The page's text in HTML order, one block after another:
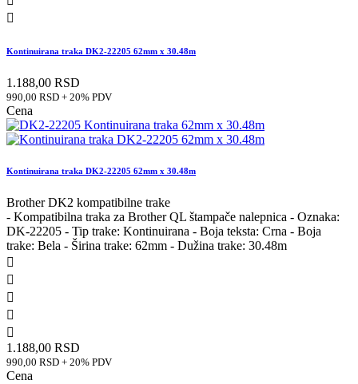

Kontinuirana traka DK2-22205 62mm x 30.48m
1.188,00 RSD
990,00 RSD + 20% PDV
Cena
Kontinuirana traka DK2-22205 62mm x 30.48m
Brother DK2 kompatibilne trake
- Kompatibilna traka za Brother QL štampače nalepnica - Oznaka:
DK-22205 - Tip trake: Kontinuirana - Boja teksta: Crna - Boja
trake: Bela - Širina trake: 62mm - Dužina trake: 30.48m





1.188,00 RSD
990,00 RSD + 20% PDV
Cena